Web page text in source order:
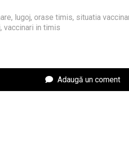
, lugoj, orase timis, situatia
, vaccinari in timis
Adaugă un coment